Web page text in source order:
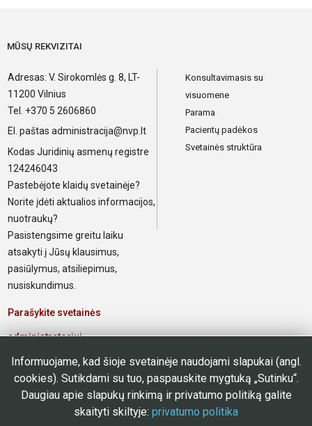
MŪSŲ REKVIZITAI
Adresas: V. Sirokomlės g. 8, LT-
11200 Vilnius
Tel. +370 5 2606860
El. paštas administracija@nvp.lt
Kodas Juridinių asmenų registre
124246043
Pastebėjote klaidų svetainėje?
Norite įdėti aktualios informacijos,
nuotraukų?
Pasistengsime greitu laiku
atsakyti į Jūsų klausimus,
pasiūlymus, atsiliepimus,
nusiskundimus.
Parašykite svetainės
administratoriui
Elektroninis paštas poliklinikos
darbuotojams
Konsultavimasis su
visuomene
Parama
Pacientų padėkos
Svetainės struktūra
Informuojame, kad šioje svetainėje naudojami slapukai (angl.
cookies). Sutikdami su tuo, paspauskite mygtuką „Sutinku“.
Daugiau apie slapukų rinkimą ir privatumo politiką galite
skaityti skiltyje: privatumo politika